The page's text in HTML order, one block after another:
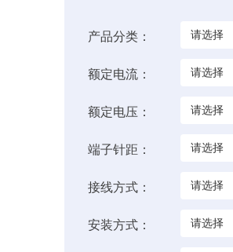
产品分类： 请选择
额定电流： 请选择
额定电压： 请选择
端子针距： 请选择
接线方式： 请选择
安装方式： 请选择